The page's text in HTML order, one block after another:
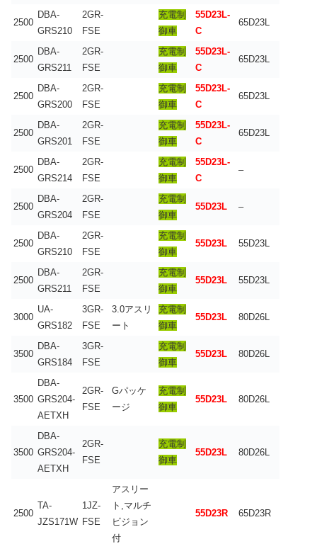
2500
DBA-
GRS210
2GR-
FSE
充電制
御車
55D23L-
C
65D23L
2500
DBA-
GRS211
2GR-
FSE
充電制
御車
55D23L-
C
65D23L
2500
DBA-
GRS200
2GR-
FSE
充電制
御車
55D23L-
C
65D23L
2500
DBA-
GRS201
2GR-
FSE
充電制
御車
55D23L-
C
65D23L
2500
DBA-
GRS214
2GR-
FSE
充電制
御車
55D23L-
C
–
2500
DBA-
GRS204
2GR-
FSE
充電制
御車
55D23L –
2500
DBA-
GRS210
2GR-
FSE
充電制
御車
55D23L 55D23L
2500
DBA-
GRS211
2GR-
FSE
充電制
御車
55D23L 55D23L
3000
UA-
GRS182
3GR-
FSE
3.0アスリ
ート
充電制
御車
55D23L 80D26L
3500
DBA-
GRS184
3GR-
FSE
充電制
御車
55D23L 80D26L
3500
DBA-
GRS204-
AETXH
2GR-
FSE
Gパッケ
ージ
充電制
御車
55D23L 80D26L
3500
DBA-
GRS204-
AETXH
2GR-
FSE
充電制
御車
55D23L 80D26L
2500
TA-
JZS171W
1JZ-
FSE
アスリー
ト,マルチ
ビジョン
付
55D23R 65D23R